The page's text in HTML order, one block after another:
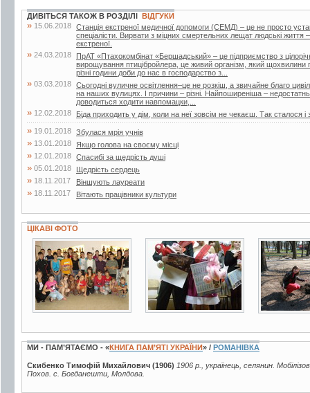
ДИВІТЬСЯ ТАКОЖ В РОЗДІЛІ ВІДГУКИ
» 15.06.2018 Станція екстреної медичної допомоги (СЕМД) – це не просто
спеціалісти. Вирвати з міцних смертельних лещат людські життя
екстреної.
» 24.03.2018
ПрАТ «Птахокомбінат «Бершадський» – це підприємство з
вирощування птицібройлера, це живий організм, який щохвилини
різні години доби до нас в господарство з...
» 03.03.2018 Сьогодні вуличне освітлення–це не розкіш, а звичайне благо
на наших вулицях. І причини – різні. Найпоширеніша –
доводиться ходити навпомацки,...
» 12.02.2018 Біда приходить у дім, коли на неї зовсім не чекаєш. Так сталося
» 19.01.2018 Збулася мрія учнів
» 13.01.2018 Якщо голова на своєму місці
» 12.01.2018 Спасибі за щедрість душі
» 05.01.2018 Щедрість сердець
» 18.11.2017 Віншують лауреати
» 18.11.2017 Вітають працівники культури
ЦІКАВІ ФОТО
5 фото 5 фото 9 фото
МИ - ПАМ’ЯТАЄМО - «КНИГА ПАМ’ЯТІ УКРАЇНИ» / РОМАНІВКА
Скибенко Тимофій Михайлович (1906) 1906 р., українець, селянин.
Похов. с. Богданешти, Молдова.